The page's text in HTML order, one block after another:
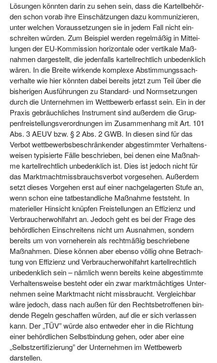
Lösun­gen könn­ten dar­in zu sehen sein, dass die Kar­tell­be­hör­
den schon vor­ab ihre Ein­schät­zun­gen dazu kom­mu­ni­zie­ren,
unter wel­chen Vor­aus­set­zun­gen sie in jedem Fall nicht ein­
schrei­ten wür­den. Zum Bei­spiel wer­den regel­mä­ßig in Mit­tei­
lun­gen der EU-Kom­mis­si­on hori­zon­ta­le oder ver­ti­ka­le Maß­
nah­men dar­ge­stellt, die jeden­falls kar­tell­recht­lich unbe­denk­lich
wären. In die Brei­te wir­ken­de kom­ple­xe Abstim­mungs­sach­
ver­hal­te wie hier könn­ten dabei bereits jetzt zum Teil über die
bis­he­ri­gen Aus­füh­run­gen zu Stan­dard- und Norm­set­zun­gen
durch die Unter­neh­men im Wett­be­werb erfasst sein. Ein in der
Pra­xis gebräuch­li­ches Instru­ment sind außer­dem die Grup­
pen­frei­stel­lungs­ver­ord­nun­gen im Zusam­men­hang mit Art. 101
Abs. 3 AEUV bzw. § 2 Abs. 2 GWB. In die­sen sind für das
Ver­bot wett­be­werbs­be­schrän­ken­der abge­stimm­ter Ver­hal­tens­
wei­sen typi­sier­te Fäl­le beschrie­ben, bei denen eine Maß­nah­
me kar­tell­recht­lich unbe­denk­lich ist. Dies ist jedoch nicht für
das Markt­macht­miss­brauchs­ver­bot vor­ge­se­hen. Außer­dem
setzt die­ses Vor­ge­hen erst auf einer nach­ge­la­ger­ten Stu­fe an,
wenn schon eine tat­be­stand­li­che Maß­nah­me fest­steht. In
mate­ri­el­ler Hin­sicht knüp­fen Frei­stel­lun­gen an Effi­zi­enz und
Ver­brau­cher­wohl­fahrt an. Jedoch geht es bei der Fra­ge des
behörd­li­chen Ein­schrei­tens nicht um Aus­nah­men, son­dern
bereits um von vor­ne­her­ein als recht­mä­ßig beschrie­be­ne
Maß­nah­men. Die­se kön­nen aber eben­so völ­lig ohne Betrach­
tung von Effi­zi­enz und Ver­brau­cher­wohl­fahrt kar­tell­recht­lich
unbe­denk­lich sein – näm­lich wenn bereits kei­ne abge­stimm­te
Ver­hal­tens­wei­se besteht oder ein zwar markt­mäch­ti­ges Unter­
neh­men sei­ne Markt­macht nicht miss­braucht. Ver­gleich­bar
wäre jedoch, dass nach außen für den Rechts­be­trof­fe­nen bin­
den­de Regeln geschaf­fen wür­den, auf die er sich ver­las­sen
kann. Der „TÜV” wür­de also ent­we­der eher in die Rich­tung
einer behörd­li­chen Selbst­bin­dung gehen, oder aber eine
„Selbst­zer­ti­fi­zie­rung” der Unter­neh­men im Wett­be­werb
darstellen.